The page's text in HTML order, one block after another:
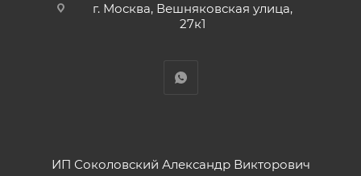
г. Москва, Вешняковская улица,
27к1
ИП Соколовский Александр Викторович